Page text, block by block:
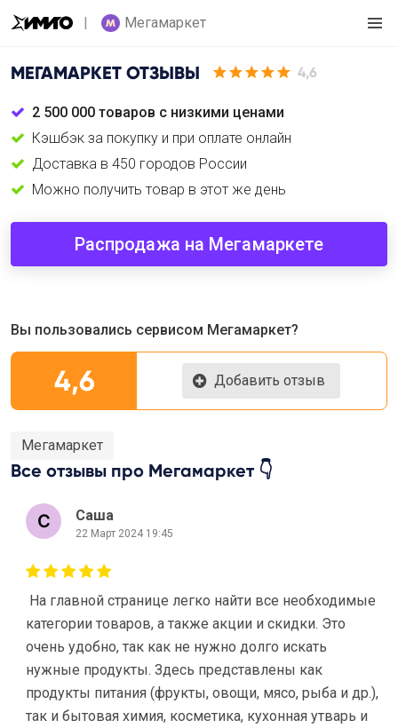
Мегамаркет
МЕГАМАРКЕТ ОТЗЫВЫ 4,6
2 500 000 товаров с низкими ценами
Кэшбэк за покупку и при оплате онлайн
Доставка в 450 городов России
Можно получить товар в этот же день
Распродажа на Мегамаркете
Вы пользовались сервисом Мегамаркет?
4,6 Добавить отзыв
Мегамаркет
Все отзывы про Мегамаркет 👇
Саша
22 Март 2024 19:45
На главной странице легко найти все необходимые
категории товаров, а также акции и скидки. Это
очень удобно, так как не нужно долго искать
нужные продукты. Здесь представлены как
продукты питания (фрукты, овощи, мясо, рыба и др.),
так и бытовая химия, косметика, кухонная утварь и